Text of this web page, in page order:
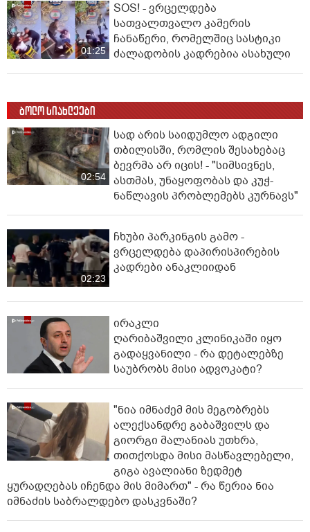
01:25
SOS! - ვრცელდება
სათვალთვალო კამერის
ჩანაწერი, რომელშიც სასტიკი
ძალადობის კადრებია ასახული
ბოლო სიახლეები
02:54
სად არის საიდუმლო ადგილი
თბილისში, რომლის შესახებაც
ბევრმა არ იცის! - "სიმსივნეს,
ასთმას, უნაყოფობას და კუჭ-
ნაწლავის პრობლემებს კურნავს"
02:23
ჩხუბი პარკინგის გამო -
ვრცელდება დაპირისპირების
კადრები ანაკლიიდან
ირაკლი
ღარიბაშვილი კლინიკაში იყო
გადაყვანილი - რა დეტალებზე
საუბრობს მისი ადვოკატი?
"ნია იმნაძემ მის მეგობრებს
ალექსანდრე გაბაშვილს და
გიორგი მალანიას უთხრა,
თითქოსდა მისი მასწავლებელი,
გიგა ავალიანი ზედმეტ
ყურადღებას იჩენდა მის მიმართ" - რა წერია ნია
იმნაძის საბრალდებო დასკვნაში?